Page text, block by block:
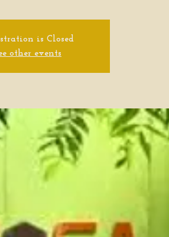
is Closed
other events